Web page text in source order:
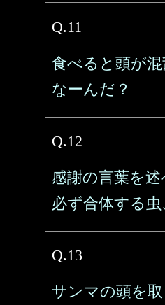
Q.11
食べると頭が混
なーんだ？
Q.12
感謝の言葉を述
必ず合体する虫
Q.13
サンマの頭を